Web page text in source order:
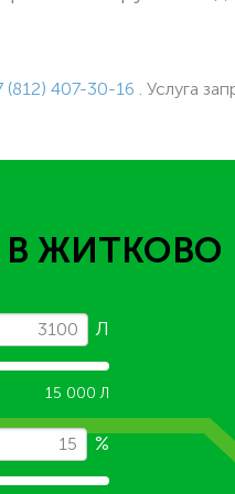
(812) 407-30-16 . Услуга
В ЖИТКОВО
Л
15 000 Л
%